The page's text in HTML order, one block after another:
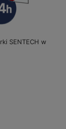
SENTECH w